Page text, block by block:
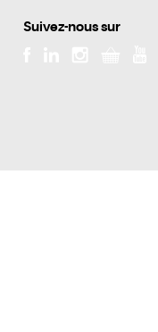
Suivez-nous sur